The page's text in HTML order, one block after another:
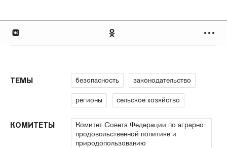
ТЕМЫ безопасность законодательство
регионы сельское хозяйство
КОМИТЕТЫ
Комитет Совета Федерации по аграрно-
продовольственной политике и
природопользованию